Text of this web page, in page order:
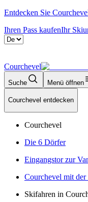
Entdecken Sie
Ihren Pass kaufenIhr
Courchevel
Suche Menü öffnen
Courchevel entdecken
Courchevel
Die 6 Dörfer
Eingangstor zur
Courchevel mit
Skifahren in